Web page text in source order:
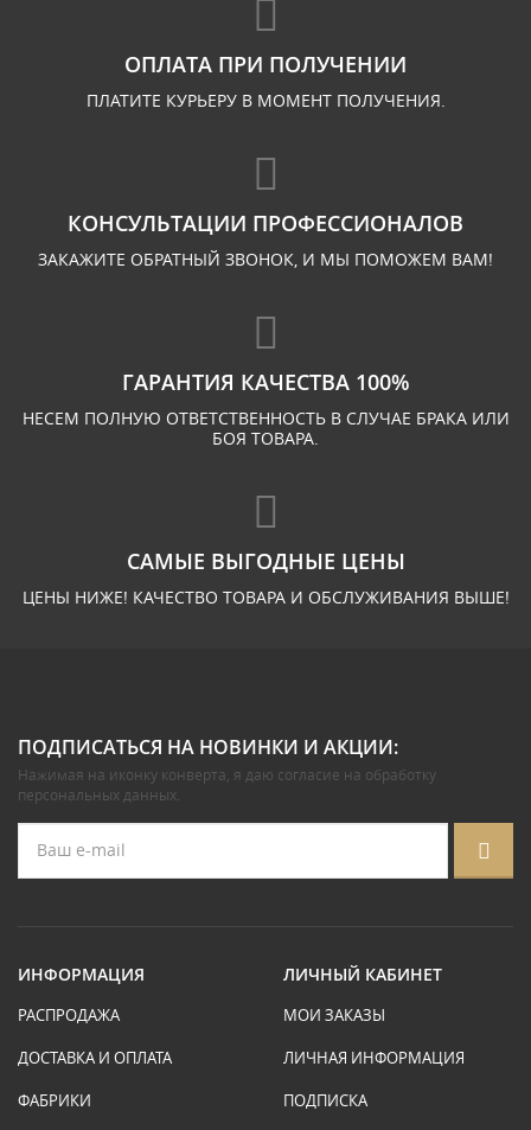
ОПЛАТА ПРИ ПОЛУЧЕНИИ
ПЛАТИТЕ КУРЬЕРУ В МОМЕНТ ПОЛУЧЕНИЯ.
КОНСУЛЬТАЦИИ ПРОФЕССИОНАЛОВ
ЗАКАЖИТЕ ОБРАТНЫЙ ЗВОНОК, И МЫ ПОМОЖЕМ ВАМ!
ГАРАНТИЯ КАЧЕСТВА 100%
НЕСЕМ ПОЛНУЮ ОТВЕТСТВЕННОСТЬ В СЛУЧАЕ БРАКА ИЛИ
БОЯ ТОВАРА.
САМЫЕ ВЫГОДНЫЕ ЦЕНЫ
ЦЕНЫ НИЖЕ! КАЧЕСТВО ТОВАРА И ОБСЛУЖИВАНИЯ ВЫШЕ!
ПОДПИСАТЬСЯ НА НОВИНКИ И АКЦИИ:
Нажимая на иконку конверта, я даю согласие на обработку
персональных данных
ИНФОРМАЦИЯ
РАСПРОДАЖА
ДОСТАВКА И ОПЛАТА
ФАБРИКИ
ЛИЧНЫЙ КАБИНЕТ
МОИ ЗАКАЗЫ
ЛИЧНАЯ ИНФОРМАЦИЯ
ПОДПИСКА